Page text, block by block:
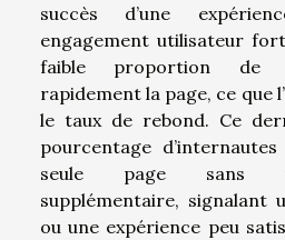
succès d’une
engagement utilisateur
faible proportion de
rapidement la page, ce que
le taux de rebond. Ce
pourcentage
seule page sans
supplémentaire, signalant
ou une expérience peu